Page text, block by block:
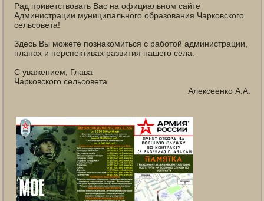
Рад приветствовать Вас на официальном сайте
Администрации муниципального образования Чарковского
сельсовета!
Здесь Вы можете познакомиться с работой администрации,
планах и перспективах развития нашего села.
С уважением, Глава
Чарковского сельсовета
Алексеенко А.А.